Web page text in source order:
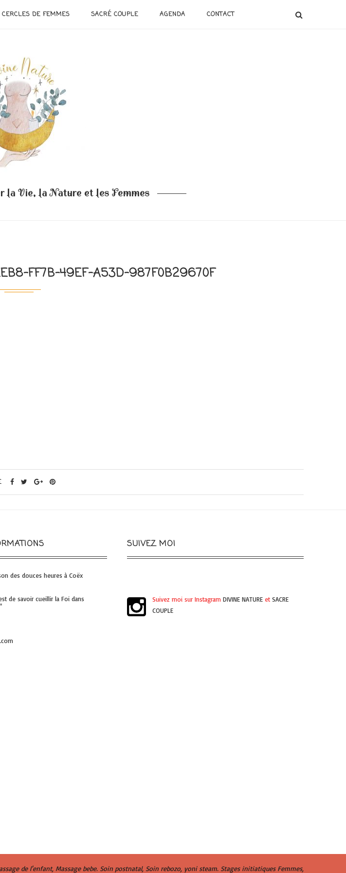
CERCLES DE FEMMES SACRÉ COUPLE AGENDA CONTACT
la Vie, la Nature et les Femmes
FF7B-49EF-A53D-987F0B29670F
des douces heures à Coëx
de savoir cueillir la Foi dans
SUIVEZ MOI
Suivez moi sur InstagramDIVINE NATURE etSACRE
COUPLE
de l'enfant, Massage bebe. Soin postnatal, Soin rebozo, yoni steam. Stages initiatiques Femmes,